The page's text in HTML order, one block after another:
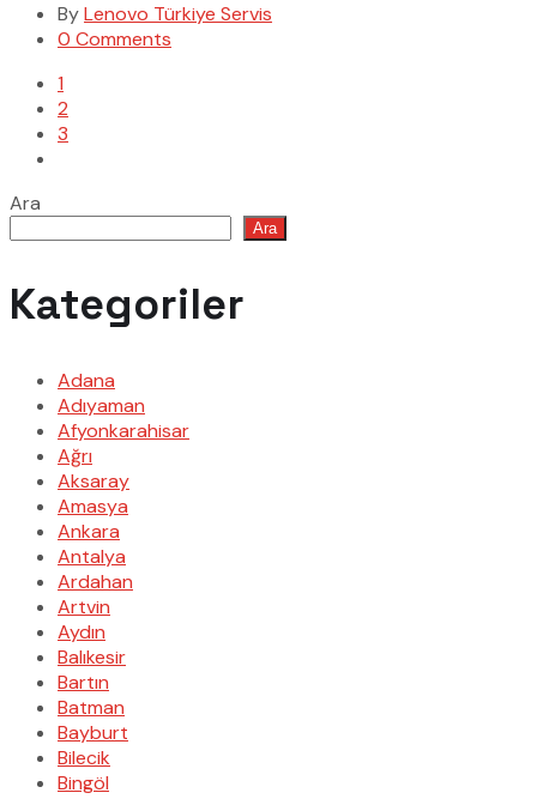
ByLenovo Türkiye Servis
0 Comments
1
2
3
Ara
Ara
Kategoriler
Adana
Adıyaman
Afyonkarahisar
Ağrı
Aksaray
Amasya
Ankara
Antalya
Ardahan
Artvin
Aydın
Balıkesir
Bartın
Batman
Bayburt
Bilecik
Bingöl